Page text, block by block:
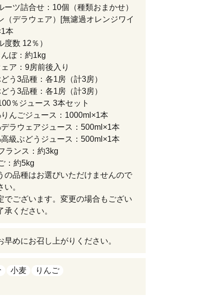
ツ詰合せ：10個（種類おまかせ）
デラウェア）[無濾過オレンジワイ
本
度数 12％）
ぼ：約1kg
ア：9房前後入り
う3品種：各1房（計3房）
う3品種：各1房（計3房）
％ジュース 3本セット
んごジュース：1000ml×1本
ラウェアジュース：500ml×1本
級ぶどうジュース：500ml×1本
ランス：約3kg
：約5kg
の品種はお選びいただけませんので
。
でございます。変更の場合もござい
承ください。
早めにお召し上がりください。
小麦 りんご